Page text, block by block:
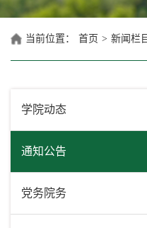
当前位置： 首页 > 新闻栏
学院动态
通知公告
党务院务